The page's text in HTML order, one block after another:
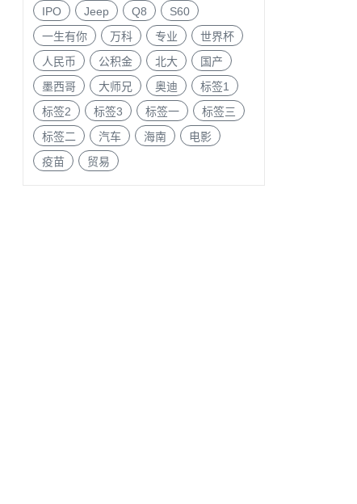
IPO
Jeep Q8
S60
一生有你
万科 专业
世界杯
人民币
公积金 北大
国产
墨西哥
大师兄 奥迪
标签1
标签2
标签3 标签一
标签三
标签二
汽车 海南
电影
疫苗
贸易